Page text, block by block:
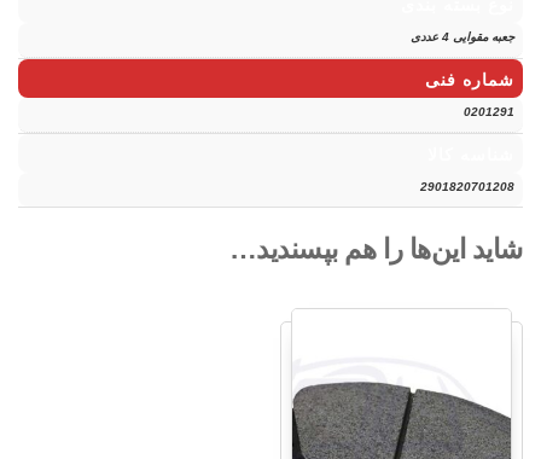
جعبه مقوایی 4 عددی
شماره فنی
0201291
2901820701208
شاید این‌ها را هم بپسندید…